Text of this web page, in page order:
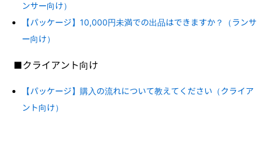
ンサー向け）
【パッケージ】10,000円未満での出品はできますか？（ランサ
ー向け）
■クライアント向け
【パッケージ】購入の流れについて教えてください（クライア
ント向け）